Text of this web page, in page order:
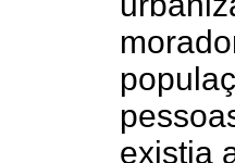
existia